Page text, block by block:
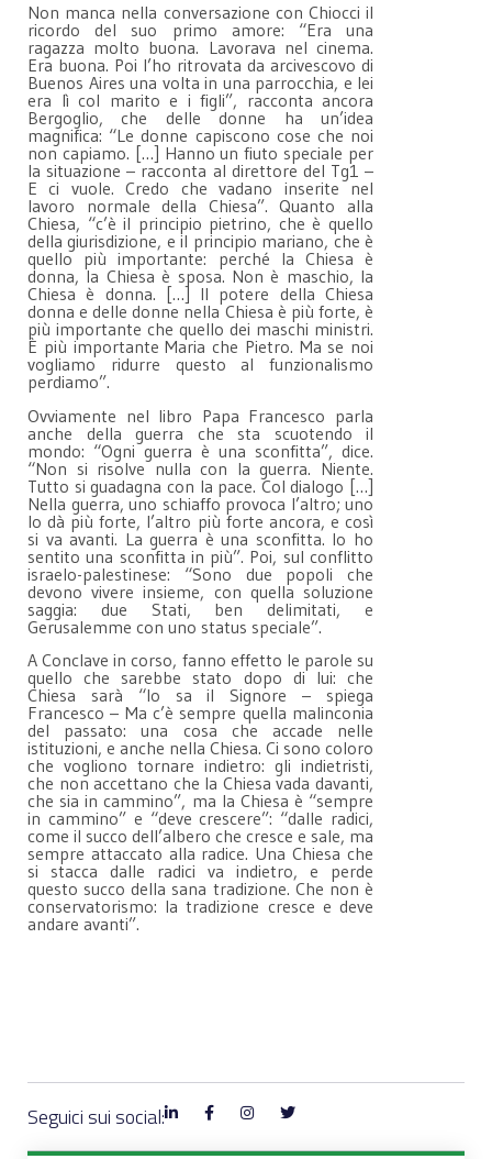
Non manca nella conversazione con Chiocci il
ricordo del suo primo amore: “Era una
ragazza molto buona. Lavorava nel cinema.
Era buona. Poi l’ho ritrovata da arcivescovo di
Buenos Aires una volta in una parrocchia, e lei
era lì col marito e i figli”, racconta ancora
Bergoglio, che delle donne ha un’idea
magnifica: “Le donne capiscono cose che noi
non capiamo. […] Hanno un fiuto speciale per
la situazione – racconta al direttore del Tg1 –
E ci vuole. Credo che vadano inserite nel
lavoro normale della Chiesa”. Quanto alla
Chiesa, “c’è il principio pietrino, che è quello
della giurisdizione, e il principio mariano, che è
quello più importante: perché la Chiesa è
donna, la Chiesa è sposa. Non è maschio, la
Chiesa è donna. […] Il potere della Chiesa
donna e delle donne nella Chiesa è più forte, è
più importante che quello dei maschi ministri.
È più importante Maria che Pietro. Ma se noi
vogliamo ridurre questo al funzionalismo
perdiamo”.
Ovviamente nel libro Papa Francesco parla
anche della guerra che sta scuotendo il
mondo: “Ogni guerra è una sconfitta”, dice.
“Non si risolve nulla con la guerra. Niente.
Tutto si guadagna con la pace. Col dialogo […]
Nella guerra, uno schiaffo provoca l’altro; uno
lo dà più forte, l’altro più forte ancora, e così
si va avanti. La guerra è una sconfitta. Io ho
sentito una sconfitta in più”. Poi, sul conflitto
israelo-palestinese: “Sono due popoli che
devono vivere insieme, con quella soluzione
saggia: due Stati, ben delimitati, e
Gerusalemme con uno status speciale”.
A Conclave in corso, fanno effetto le parole su
quello che sarebbe stato dopo di lui: che
Chiesa sarà “lo sa il Signore – spiega
Francesco – Ma c’è sempre quella malinconia
del passato: una cosa che accade nelle
istituzioni, e anche nella Chiesa. Ci sono coloro
che vogliono tornare indietro: gli indietristi,
che non accettano che la Chiesa vada davanti,
che sia in cammino”, ma la Chiesa è “sempre
in cammino” e “deve crescere”: “dalle radici,
come il succo dell’albero che cresce e sale, ma
sempre attaccato alla radice. Una Chiesa che
si stacca dalle radici va indietro, e perde
questo succo della sana tradizione. Che non è
conservatorismo: la tradizione cresce e deve
andare avanti”.
Seguici sui social: